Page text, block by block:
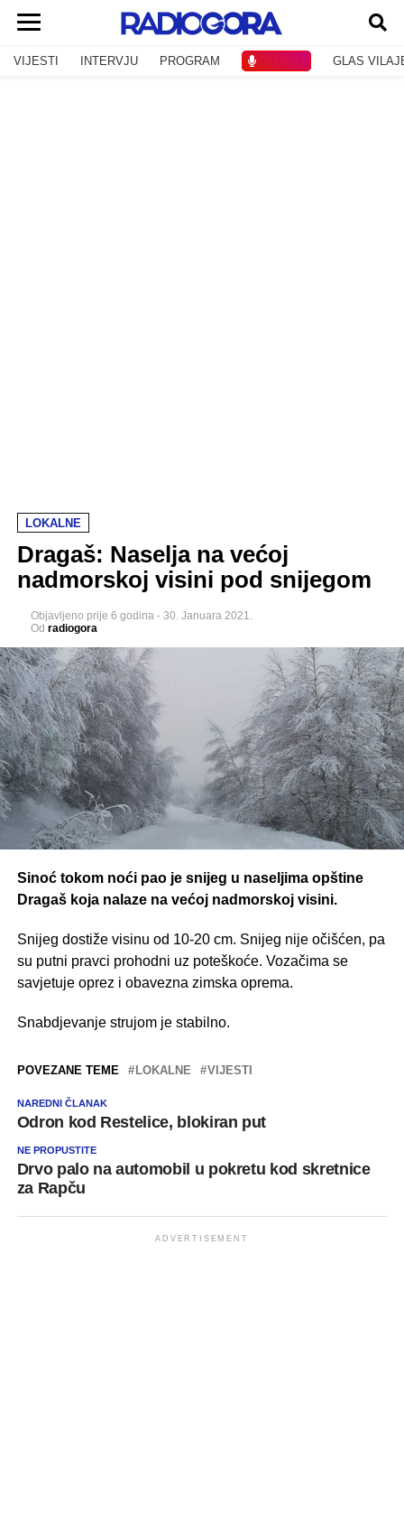
VIJESTI INTERVJU PROGRAM SLUŠAJ GLAS
LOKALNE
Dragaš: Naselja na većoj
nadmorskoj visini pod snijegom
Objavljeno prije 6 godina - 30. Januara 2021.
Od radiogora
Sinoć tokom noći pao je snijeg u naseljima opštine
Dragaš koja nalaze na većoj nadmorskoj visini.
Snijeg dostiže visinu od 10-20 cm. Snijeg nije očišćen, pa
su putni pravci prohodni uz poteškoće. Vozačima se
savjetuje oprez i obavezna zimska oprema.
Snabdjevanje strujom je stabilno.
POVEZANE TEME LOKALNE VIJESTI
NAREDNI ČLANAK
Odron kod Restelice, blokiran put
NE PROPUSTITE
Drvo palo na automobil u pokretu kod skretnice
za Rapču
ADVERTISEMENT